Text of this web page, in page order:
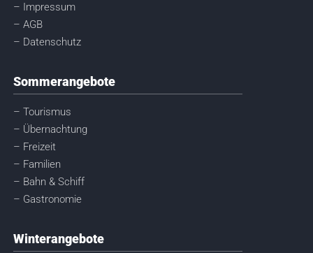
– Impressum
– AGB
– Datenschutz
Sommerangebote
– Tourismus
– Übernachtung
– Freizeit
– Familien
– Bahn & Schiff
– Gastronomie
Winterangebote